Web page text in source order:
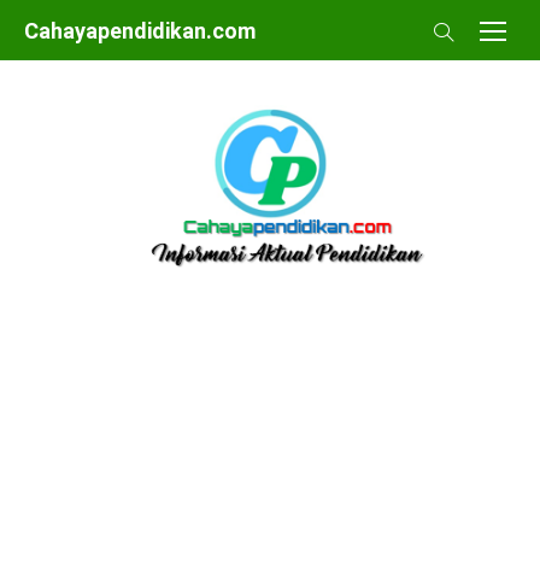
Skip
to
Cahayapendidikan.com